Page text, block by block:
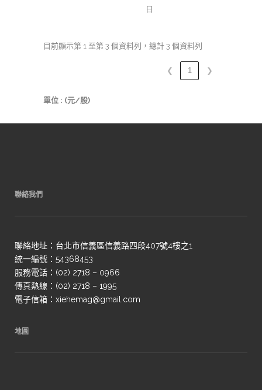
日
目前顯示第 1 至第 3 個資料列，總計 3 個資料列
❮ 1 ❯
單位 : (元/股)
聯絡我們
聯絡地址：台北市信義區信義路四段407號4樓之1
統一編號：54368453
服務電話：(02) 2718 – 0966
傳真熱線：(02) 2718 – 1995
電子信箱：xiehemag@gmail.com
地圖